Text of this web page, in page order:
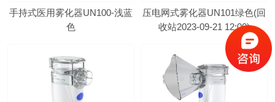
手持式医用雾化器UN100-浅蓝
色
压电网式雾化器UN101绿色(回
收站2023-09-21 12:00)